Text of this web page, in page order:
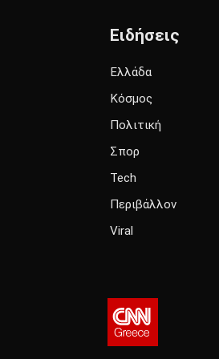
Ειδήσεις
Ελλάδα
Κόσμος
Πολιτική
Σπορ
Tech
Περιβάλλον
Viral